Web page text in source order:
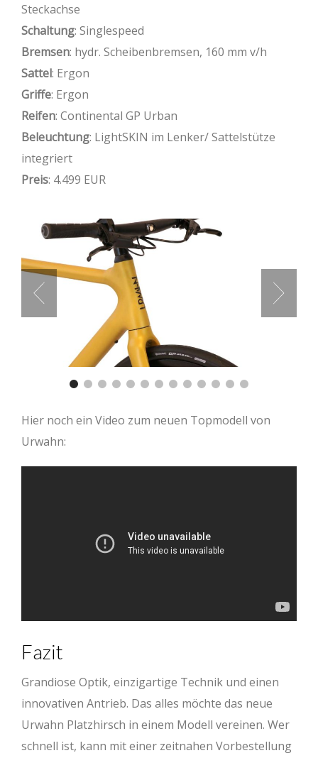
Steckachse
Schaltung: Singlespeed
Bremsen: hydr. Scheibenbremsen, 160 mm v/h
Sattel: Ergon
Griffe: Ergon
Reifen: Continental GP Urban
Beleuchtung: LightSKIN im Lenker/ Sattelstütze
integriert
Preis: 4.499 EUR
Hier noch ein Video zum neuen Topmodell von
Urwahn:
Fazit
Grandiose Optik, einzigartige Technik und einen
innovativen Antrieb. Das alles möchte das neue
Urwahn Platzhirsch in einem Modell vereinen. Wer
schnell ist, kann mit einer zeitnahen Vorbestellung